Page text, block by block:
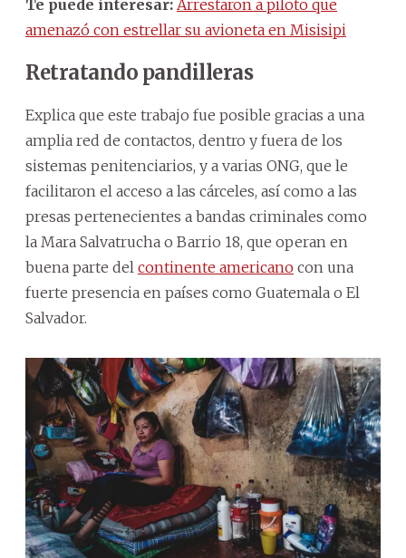
Te puede interesar: Arrestaron a piloto que
amenazó con estrellar su avioneta en Misisipi
Retratando pandilleras
Explica que este trabajo fue posible gracias a una
amplia red de contactos, dentro y fuera de los
sistemas penitenciarios, y a varias ONG, que le
facilitaron el acceso a las cárceles, así como a las
presas pertenecientes a bandas criminales como
la Mara Salvatrucha o Barrio 18, que operan en
buena parte del continente americano con una
fuerte presencia en países como Guatemala o El
Salvador.